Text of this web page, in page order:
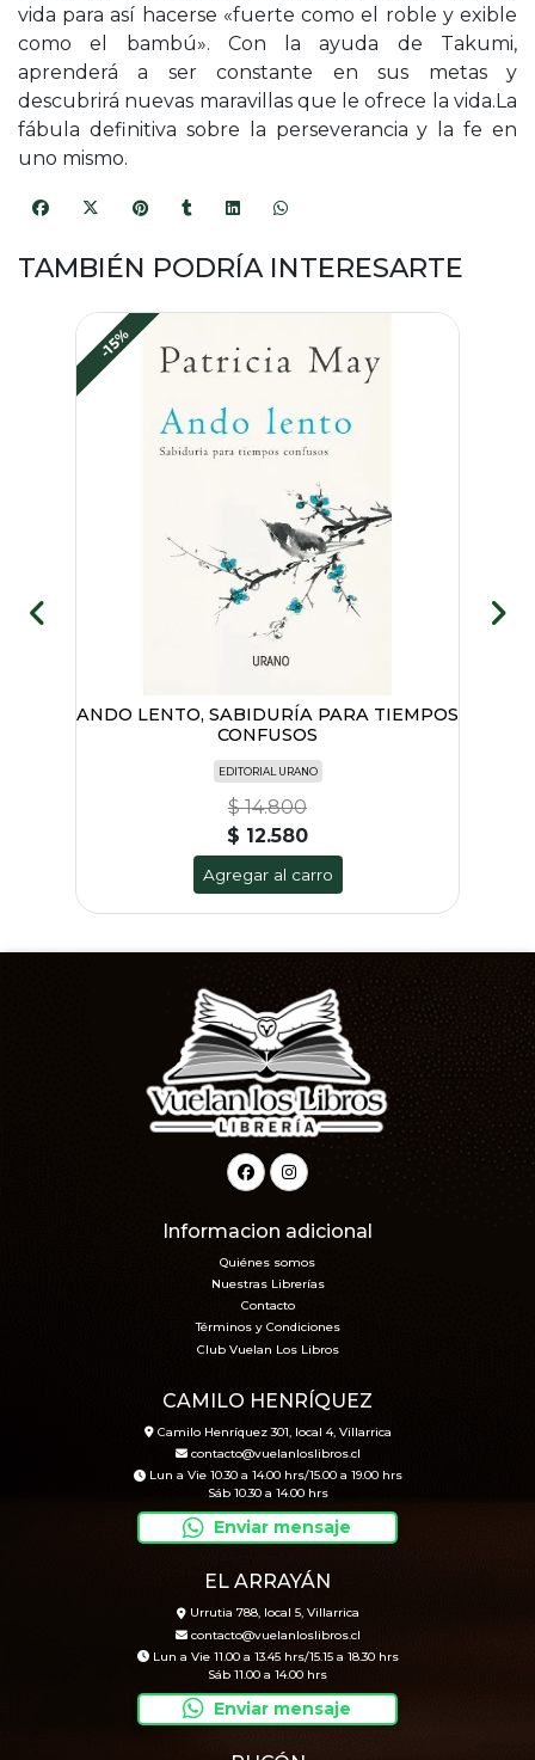
vida para así hacerse «fuerte como el roble y exible
como el bambú». Con la ayuda de Takumi,
aprenderá a ser constante en sus metas y
descubrirá nuevas maravillas que le ofrece la vida.La
fábula definitiva sobre la perseverancia y la fe en
uno mismo.
TAMBIÉN PODRÍA INTERESARTE
-15%
ANDO LENTO, SABIDURÍA PARA TIEMPOS
CONFUSOS
EDITORIAL URANO
$ 14.800
$ 12.580
Agregar al carro
Informacion adicional
Quiénes somos
Nuestras Librerías
Contacto
Términos y Condiciones
Club Vuelan Los Libros
CAMILO HENRÍQUEZ
Camilo Henríquez 301, local 4, Villarrica
contacto@vuelanloslibros.cl
Lun a Vie 10.30 a 14.00 hrs/15.00 a 19.00 hrs
Sáb 10.30 a 14.00 hrs
Enviar mensaje
EL ARRAYÁN
Urrutia 788, local 5, Villarrica
contacto@vuelanloslibros.cl
Lun a Vie 11.00 a 13.45 hrs/15.15 a 18.30 hrs
Sáb 11.00 a 14.00 hrs
Enviar mensaje